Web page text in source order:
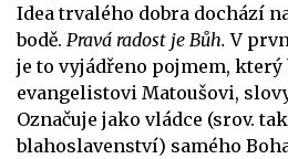
Idea trvalého dobra dochází
bodě. Pravá radost je Bůh.V
je to vyjádřeno pojmem, který
evangelistovi Matoušovi,
Označuje jako vládce (srov.
blahoslavenství) samého